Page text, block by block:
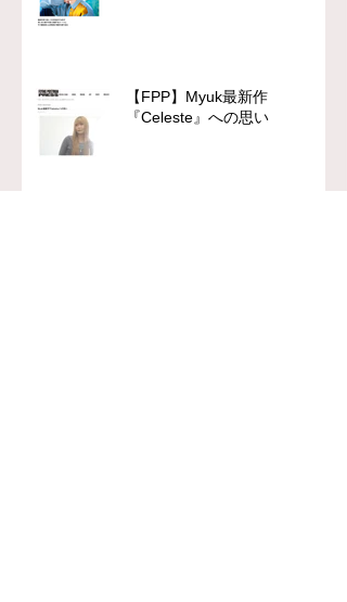
【FPP】Myuk最新作
『Celeste』への思い